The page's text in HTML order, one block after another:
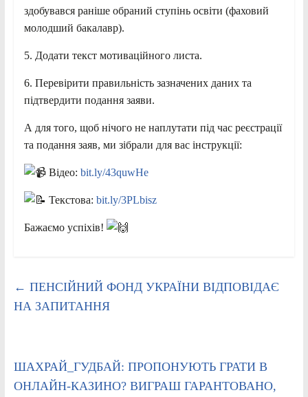
здобувався раніше обраний ступінь освіти (фаховий
молодший бакалавр).
5. Додати текст мотиваційного листа.
6. Перевірити правильність зазначених даних та
підтвердити подання заяви.
А для того, щоб нічого не наплутати під час реєстрації
та подання заяв, ми зібрали для вас інструкції:
Відео: bit.ly/43quwHe
Текстова: bit.ly/3PLbisz
Бажаємо успіхів!
← ПЕНСІЙНИЙ ФОНД УКРАЇНИ ВІДПОВІДАЄ
НА ЗАПИТАННЯ
ШАХРАЙ_ГУДБАЙ: ПРОПОНУЮТЬ ГРАТИ В
ОНЛАЙН-КАЗИНО? ВИГРАШ ГАРАНТОВАНО,